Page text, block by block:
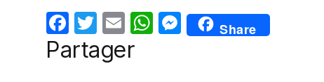
o
o
k
p
p
g
er
F
a
T
w
itt
E
m
W M
e
Share
Partager